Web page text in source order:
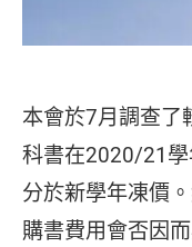
本會於7月調查了
科書在2020/21
分於新學年凍價
購書費用會否因